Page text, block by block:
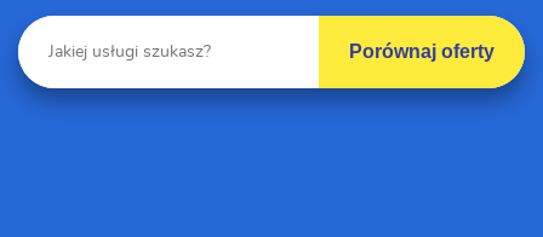
Porównaj oferty